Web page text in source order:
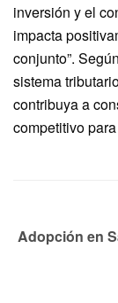
inversión y el
impacta
conjunto”.
sistema
contribuya a
competitivo
Adopción en